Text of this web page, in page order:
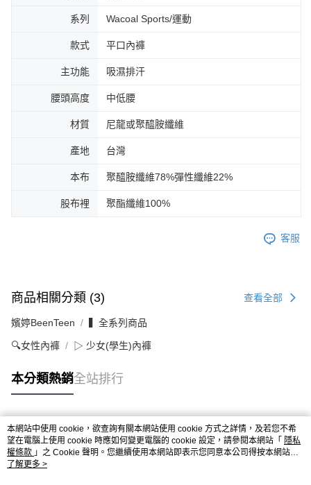
系列 Wacoal Sports/運動
款式 平口內褲
主功能 吸濕排汗
腰頭高度 中低腰
材質 尼龍或聚醯胺纖維
產地 台灣
本布 聚醯胺纖維78%彈性纖維22%
股布裡 聚酯纖維100%
客服
商品相關分類 (3) 查看全部
嬪婷BeenTeen ▍全系列商品
🔍女性內褲 ▷ 少女(學生)內褲
本分類熱銷全站排行
熱門標籤
本網站中使用 cookie，欲查詢有關本網站使用 cookie 方式之詳情，及若您不希
望在電腦上使用 cookie 時應如何變更電腦的 cookie 設定，請參閱本網站「 隱私
權條款 」之 Cookie 聲明。您繼續使用本網站即表示您同意本公司得按本網站使
用條款之 Cookie 聲明使用 cookie。
了解更多 >